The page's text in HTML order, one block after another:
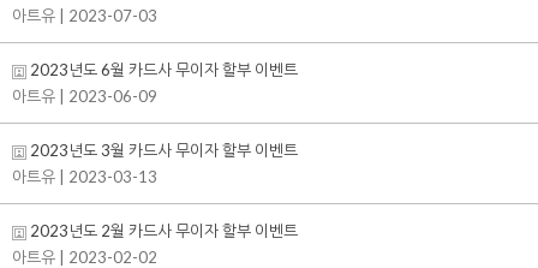
아트유
| 2023-07-03
2023년도 6월 카드사 무이자 할부 이벤트
아트유
| 2023-06-09
2023년도 3월 카드사 무이자 할부 이벤트
아트유
| 2023-03-13
2023년도 2월 카드사 무이자 할부 이벤트
아트유
| 2023-02-02